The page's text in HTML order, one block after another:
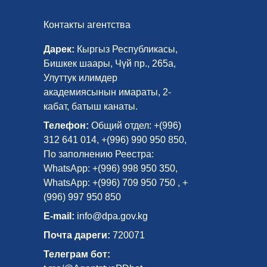
Контакты агентства
Дарек: Кыргыз Республикасы,
Бишкек шаары, Чүй пр., 265а,
Улуттук илимдер
академиясынын имараты, 2-
кабат, батыш канаты.
Телефон: Общий отдел: +(996)
312 641 014, +(996) 990 950 850,
По заполнению Реестра:
WhatsApp: +(996) 998 950 350,
WhatsApp: +(996) 709 950 750 , +
(996) 997 950 850
E-mail: info@dpa.gov.kg
Почта дареги: 720071
Телеграм бот: